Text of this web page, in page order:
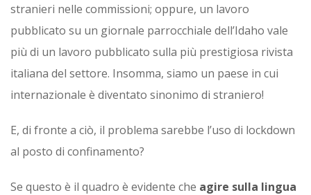
stranieri nelle commissioni; oppure, un lavoro
pubblicato su un giornale parrocchiale dell’Idaho vale
più di un lavoro pubblicato sulla più prestigiosa rivista
italiana del settore. Insomma, siamo un paese in cui
internazionale è diventato sinonimo di straniero!
E, di fronte a ciò, il problema sarebbe l’uso di lockdown
al posto di confinamento?
Se questo è il quadro è evidente che agire sulla lingua